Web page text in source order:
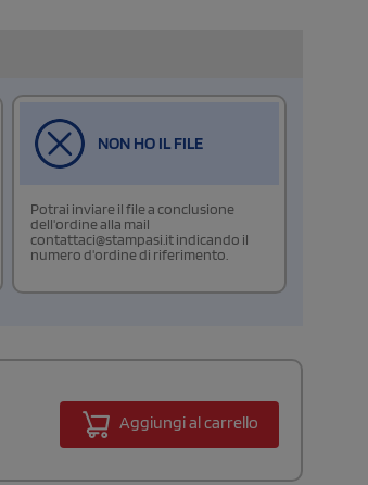
NON HO IL FILE
Potrai inviare il file a conclusione
dell'ordine alla mail
contattaci@stampasi.it indicando il
numero d'ordine di riferimento.
Aggiungi al carrello